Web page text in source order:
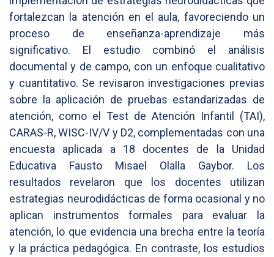
fortalezcan la atención en el aula, favoreciendo un
proceso de enseñanza-aprendizaje más
significativo. El estudio combinó el análisis
documental y de campo, con un enfoque cualitativo
y cuantitativo. Se revisaron investigaciones previas
sobre la aplicación de pruebas estandarizadas de
atención, como el Test de Atención Infantil (TAI),
CARAS-R, WISC-IV/V y D2, complementadas con una
encuesta aplicada a 18 docentes de la Unidad
Educativa Fausto Misael Olalla Gaybor. Los
resultados revelaron que los docentes utilizan
estrategias neurodidácticas de forma ocasional y no
aplican instrumentos formales para evaluar la
atención, lo que evidencia una brecha entre la teoría
y la práctica pedagógica. En contraste, los estudios